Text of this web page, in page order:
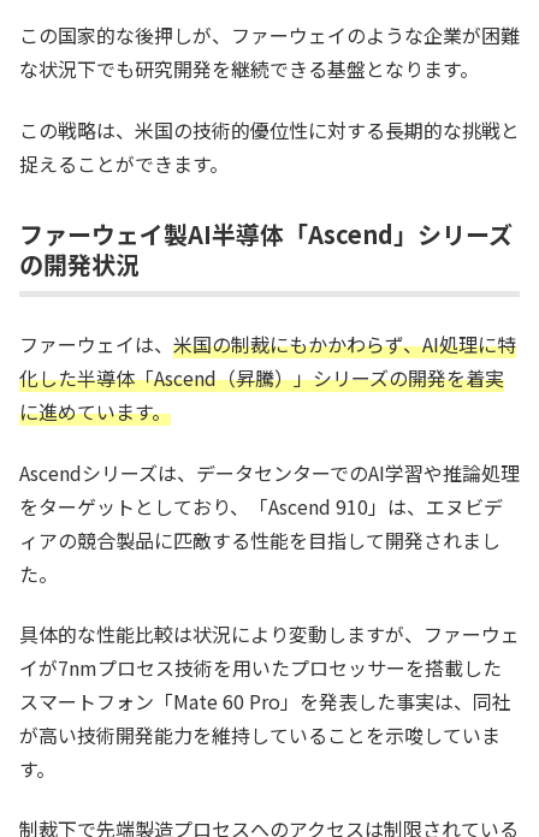
この国家的な後押しが、ファーウェイのような企業が困難
な状況下でも研究開発を継続できる基盤となります。
この戦略は、米国の技術的優位性に対する長期的な挑戦と
捉えることができます。
ファーウェイ製AI半導体「Ascend」シリーズ
の開発状況
ファーウェイは、 米国の制裁にもかかわらず、AI処理に特
化した半導体「Ascend（昇騰）」シリーズの開発を着実
に進めています。
Ascendシリーズは、データセンターでのAI学習や推論処理
をターゲットとしており、「Ascend 910」は、エヌビデ
ィアの競合製品に匹敵する性能を目指して開発されまし
た。
具体的な性能比較は状況により変動しますが、ファーウェ
イが7nmプロセス技術を用いたプロセッサーを搭載した
スマートフォン「Mate 60 Pro」を発表した事実は、同社
が高い技術開発能力を維持していることを示唆していま
す。
制裁下で先端製造プロセスへのアクセスは制限されている